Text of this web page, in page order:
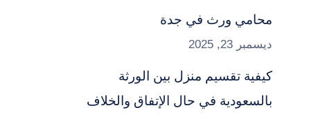
محامي ورث في جدة
ديسمبر 23, 2025
كيفية تقسيم منزل بين الورثة
بالسعودية في حال الإتفاق والخلاف